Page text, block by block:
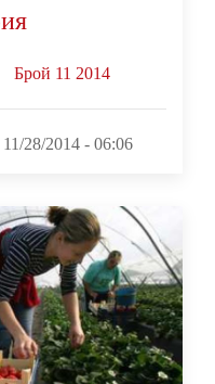
Брой 11 2014
28/2014 - 06:06